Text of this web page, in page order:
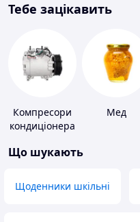
Тебе зацікавить
Компресори
кондиціонера
Мед
Що шукають
Щоденники шкільні